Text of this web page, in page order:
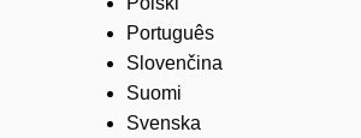
Português
Slovenčina
Suomi
Svenska